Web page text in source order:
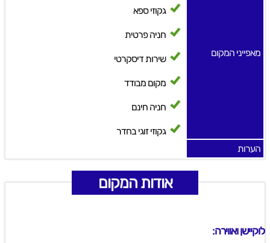
מאפייני המקום
גקוזי ספא
חניה פרטית
שירות דיסקרטי
מקום מבודד
חניה חינם
גקוזי זוגי בחדר
הערות
אודות המקום
לוקיישן ואווירה: